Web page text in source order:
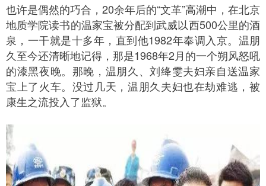
也许是偶然的巧合，20余年后的“文革”高潮中，在北京
地质学院读书的温家宝被分配到武威以西500公里的酒
泉，一干就是十多年，直到他1982年奉调入京。温朋
久至今还清晰地记得，那是1968年2月的一个朔风怒吼
的漆黑夜晚。那晚，温朋久、刘绛雯夫妇亲自送温家
宝上了火车。没过几天，温朋久夫妇也在劫难逃，被
康生之流投入了监狱。